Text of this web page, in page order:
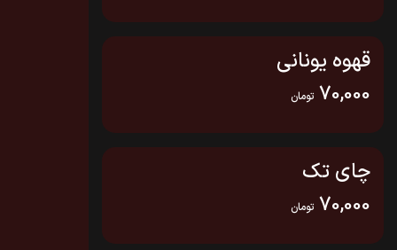
قهوه یونانی
70,000 تومان
چای تک
70,000 تومان